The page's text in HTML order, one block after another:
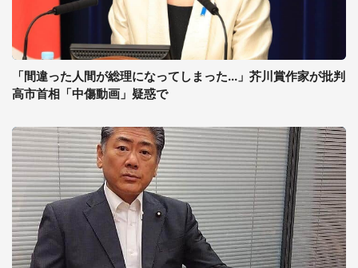
「間違った人間が総理になってしまった...」芥川賞作家が批判
高市首相「中傷動画」疑惑で